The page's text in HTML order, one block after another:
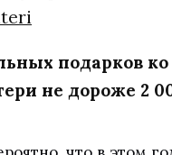
подарков ко
не дороже 2